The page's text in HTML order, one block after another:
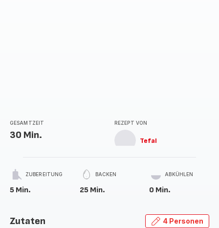
GESAMTZEIT
30 Min.
REZEPT VON
Tefal
ZUBEREITUNG
5 Min.
BACKEN
25 Min.
ABKÜHLEN
0 Min.
Zutaten 4 Personen